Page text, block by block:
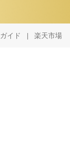
ガイド | 楽天市場